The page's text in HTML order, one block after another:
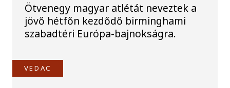
Ötvenegy magyar atlétát neveztek a
jövő hétfőn kezdődő birminghami
szabadtéri Európa-bajnokságra.
VEDAC